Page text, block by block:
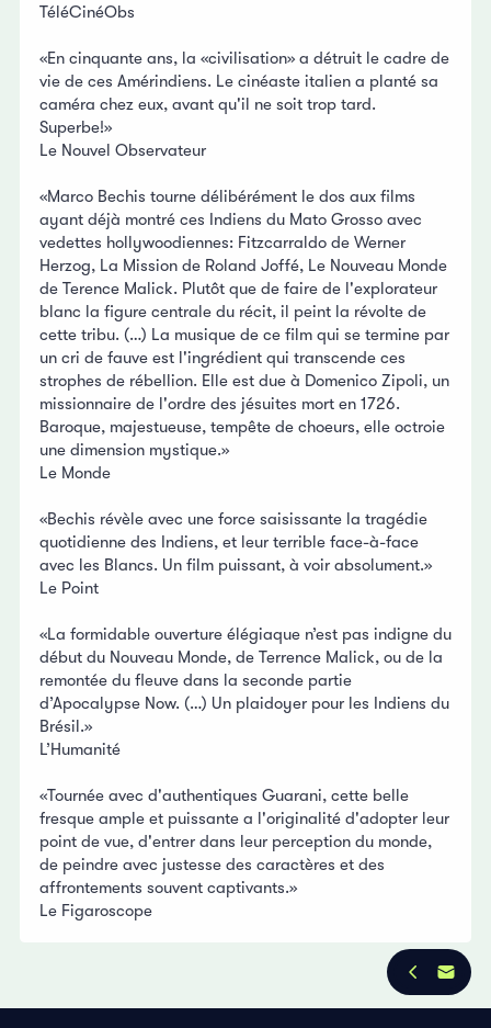
TéléCinéObs
«En cinquante ans, la «civilisation» a détruit le cadre de
vie de ces Amérindiens. Le cinéaste italien a planté sa
caméra chez eux, avant qu'il ne soit trop tard.
Superbe!»
Le Nouvel Observateur
«Marco Bechis tourne délibérément le dos aux films
ayant déjà montré ces Indiens du Mato Grosso avec
vedettes hollywoodiennes: Fitzcarraldo de Werner
Herzog, La Mission de Roland Joffé, Le Nouveau Monde
de Terence Malick. Plutôt que de faire de l'explorateur
blanc la figure centrale du récit, il peint la révolte de
cette tribu. (…) La musique de ce film qui se termine par
un cri de fauve est l'ingrédient qui transcende ces
strophes de rébellion. Elle est due à Domenico Zipoli, un
missionnaire de l'ordre des jésuites mort en 1726.
Baroque, majestueuse, tempête de choeurs, elle octroie
une dimension mystique.»
Le Monde
«Bechis révèle avec une force saisissante la tragédie
quotidienne des Indiens, et leur terrible face-à-face
avec les Blancs. Un film puissant, à voir absolument.»
Le Point
«La formidable ouverture élégiaque n’est pas indigne du
début du Nouveau Monde, de Terrence Malick, ou de la
remontée du fleuve dans la seconde partie
d’Apocalypse Now. (…) Un plaidoyer pour les Indiens du
Brésil.»
L’Humanité
«Tournée avec d'authentiques Guarani, cette belle
fresque ample et puissante a l'originalité d'adopter leur
point de vue, d'entrer dans leur perception du monde,
de peindre avec justesse des caractères et des
affrontements souvent captivants.»
Le Figaroscope